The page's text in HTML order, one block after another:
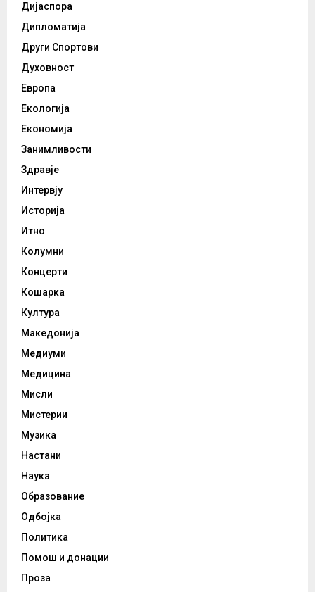
Дијаспора
Дипломатија
Други Спортови
Духовност
Европа
Екологија
Економија
Занимливости
Здравје
Интервју
Историја
Итно
Колумни
Концерти
Кошарка
Култура
Македонија
Медиуми
Медицина
Мисли
Мистерии
Музика
Настани
Наука
Образование
Одбојка
Политика
Помош и донации
Проза